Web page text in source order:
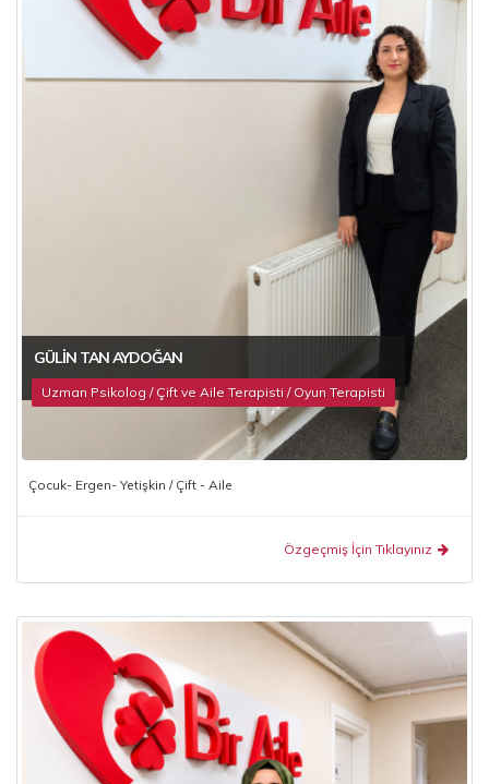
GÜLIN TAN AYDOĞAN
Uzman Psikolog / Çift ve Aile Terapisti / Oyun Terapisti
Çocuk- Ergen- Yetişkin / Çift - Aile
Özgeçmiş İçin Tıklayınız